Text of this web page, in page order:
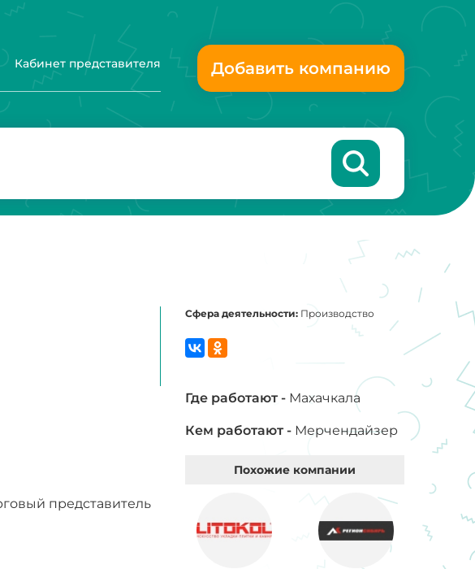
Кабинет представителя Добавить компанию
представитель
Сфера деятельности: Производство
Где работают - Махачкала
Кем работают - Мерчендайзер
Похожие компании